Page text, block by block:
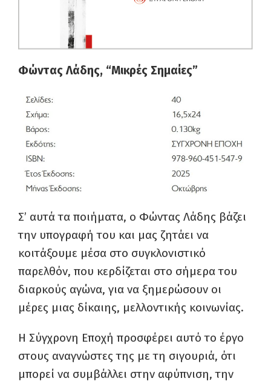
Φώντας Λάδης, “Μικρές Σημαίες”
Σ’ αυτά τα ποιήματα, ο Φώντας Λάδης βάζει
την υπογραφή του και μας ζητάει να
κοιτάξουμε μέσα στο συγκλονιστικό
παρελθόν, που κερδίζεται στο σήμερα του
διαρκούς αγώνα, για να ξημερώσουν οι
μέρες μιας δίκαιης, μελλοντικής κοινωνίας.
Η Σύγχρονη Εποχή προσφέρει αυτό το έργο
στους αναγνώστες της με τη σιγουριά, ότι
μπορεί να συμβάλλει στην αφύπνιση, την